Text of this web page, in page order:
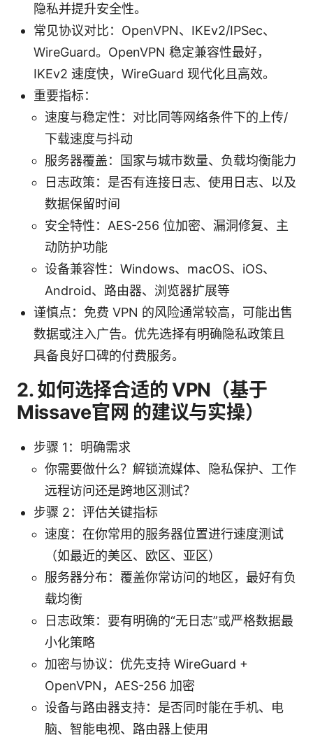
隐私并提升安全性。
常见协议对比：OpenVPN、IKEv2/IPSec、
WireGuard。OpenVPN 稳定兼容性最好，
IKEv2 速度快，WireGuard 现代化且高效。
重要指标：
速度与稳定性：对比同等网络条件下的上传/
下载速度与抖动
服务器覆盖：国家与城市数量、负载均衡能力
日志政策：是否有连接日志、使用日志、以及
数据保留时间
安全特性：AES-256 位加密、漏洞修复、主
动防护功能
设备兼容性：Windows、macOS、iOS、
Android、路由器、浏览器扩展等
谨慎点：免费 VPN 的风险通常较高，可能出售
数据或注入广告。优先选择有明确隐私政策且
具备良好口碑的付费服务。
2. 如何选择合适的 VPN（基于
Missave官网 的建议与实操）
步骤 1：明确需求
你需要做什么？解锁流媒体、隐私保护、工作
远程访问还是跨地区测试？
步骤 2：评估关键指标
速度：在你常用的服务器位置进行速度测试
（如最近的美区、欧区、亚区）
服务器分布：覆盖你常访问的地区，最好有负
载均衡
日志政策：要有明确的“无日志”或严格数据最
小化策略
加密与协议：优先支持 WireGuard +
OpenVPN，AES-256 加密
设备与路由器支持：是否同时能在手机、电
脑、智能电视、路由器上使用